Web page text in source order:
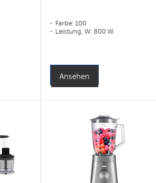
Farbe: 100
Leistung, W: 800 W
Ansehen